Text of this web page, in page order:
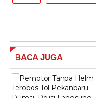
BACA JUGA